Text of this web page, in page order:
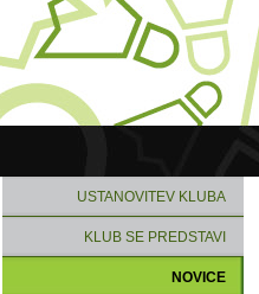
USTANOVITEV KLUBA
KLUB SE PREDSTAVI
NOVICE